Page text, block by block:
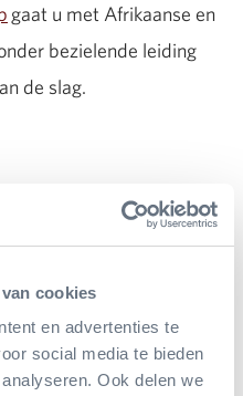
cookies
en advertenties te
social media te bieden
Ook delen we
gaat u met Afrikaanse en
bezielende leiding
de slag.
waar naartoe wordt
Dan werkt de groep,
ritmisch eindresultaat